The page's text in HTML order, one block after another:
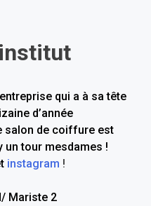
qui a à sa tête
d’année
salon de coiffure est
tour mesdames !
instagram !
Mariste 2